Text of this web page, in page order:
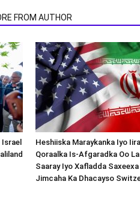
FROM AUTHOR
Israel
Heshiiska Maraykanka Iyo
Qoraalka Is-Afgaradka Oo
Saaray Iyo Xafladda Saxeexa
Jimcaha Ka Dhacayso